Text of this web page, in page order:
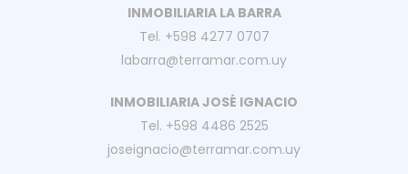
INMOBILIARIA LA BARRA
Tel. +598 4277 0707
labarra@terramar.com.uy
INMOBILIARIA JOSÉ IGNACIO
Tel. +598 4486 2525
joseignacio@terramar.com.uy